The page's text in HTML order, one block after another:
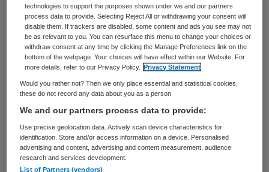
uit Eindhoven, die recent was opgenomen in
het Radboudumc met klachten die op ebola
kunnen wijzen, heeft negatief getest.
Beiden hebben wel de tropische ziekte
malaria. Dat heeft het RIVM woensdag
laten weten.
De Eindhovenaar, die recent in een gebied is
geweest waar ebola heerst, heeft zeker
deze ziekte niet. Voor tropenarts Huizenga
technologies to support the purposes shown under we and our partners
process data to provide. Selecting Reject All or withdrawing your consent will
disable them. If trackers are disabled, some content and ads you see may not
be as relevant to you. You can resurface this menu to change your choices or
withdraw consent at any time by clicking the Manage Preferences link on the
bottom of the webpage. Your choices will have effect within our Website. For
more details, refer to our Privacy Policy.
Privacy Statement
Would you rather not? Then we only place essential and statistical cookies,
these do not record any data about you as a person
We and our partners process data to provide:
Use precise geolocation data. Actively scan device characteristics for
identification. Store and/or access information on a device. Personalised
advertising and content, advertising and content measurement, audience
research and services development.
List of Partners (vendors)